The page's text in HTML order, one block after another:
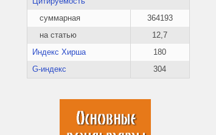
суммарная
364193
на статью
12,7
Индекс Хирша
180
G-индекс
304